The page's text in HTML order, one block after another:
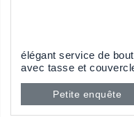
élégant service de
avec tasse et
Petite enquête